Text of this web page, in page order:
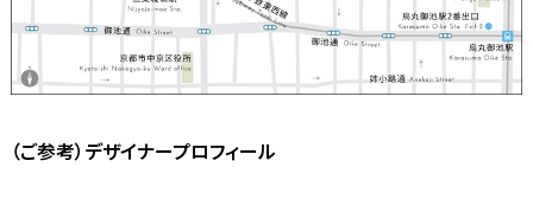
（ご参考）デザイナープロフィール